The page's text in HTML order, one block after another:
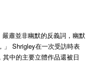
肅並非幽默的反義詞，幽默
」 Shrigley在一次受訪時表
中的主要立體作品還被日